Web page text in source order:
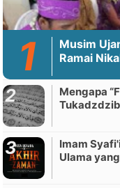
Musim
Ramai
Mengapa
Imam
Ulama